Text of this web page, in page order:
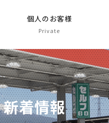
個人のお客様
Private
新着情報